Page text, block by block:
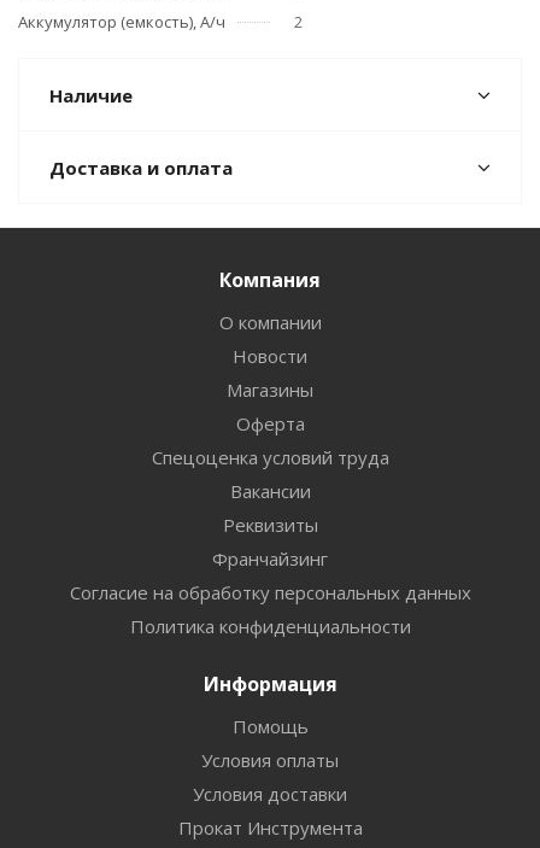
Аккумулятор (емкость), А/ч
2
Наличие
Доставка и оплата
Компания
О компании
Новости
Магазины
Оферта
Спецоценка условий труда
Вакансии
Реквизиты
Франчайзинг
Согласие на обработку персональных данных
Политика конфиденциальности
Информация
Помощь
Условия оплаты
Условия доставки
Прокат Инструмента